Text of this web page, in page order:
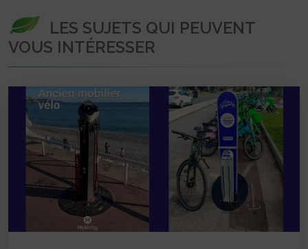
LES SUJETS QUI PEUVENT
VOUS INTÉRESSER